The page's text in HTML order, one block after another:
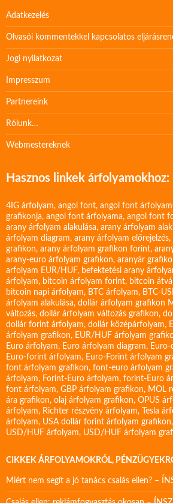
Adatkezelés
Olvasói kommentekkel kapcsolatos
Jogi nyilatkozat
Impresszum
Partnereink
Rólunk…
Webmestereknek
Hasznos linkek árfolyamokhoz:
4IG árfolyam, angol font, angol font árfolyam
grafikonja, angol font árfolyama, angol font
arany árfolyam alakulása, arany árfolyam
árfolyam diagram, arany árfolyam előrejelzés,
grafikon, arany árfolyam grafikon forint,
arany-euro árfolyam grafikon, aranyár
arfolyam EUR/HUF, befektetési arany
árfolyam, bitcoin árfolyam forint, bitcoin
bitcoin napi árfolyam, BTC árfolyam, BTC-
árfolyam alakulása, dollár árfolyam grafikon
változás, dollár árfolyam változás grafikon,
dollár forint árfolyam, dollár középárfolyam,
árfolyam grafikon, EUR/HUF árfolyam
Euro árfolyam, Euro árfolyam diagram,
Euro-forint árfolyam, Euro-Forint árfolyam
font árfolyam grafikon, font-euro árfolyam
árfolyam, Forint-Euro árfolyam, forint-Euro
font árfolyam, GBP árfolyam grafikon, MOL
ára grafikon, olaj árfolyam grafikon, OPUS
árfolyam, Richter részvény árfolyam, Tesla
árfolyam, USA dollár forint árfolyam grafikon,
USD/HUF árfolyam, USD/HUF árfolyam
CIKKEK ÁRFOLYAMOKRÓL,
Miért nem segít a jó tanács csalás ellen? –